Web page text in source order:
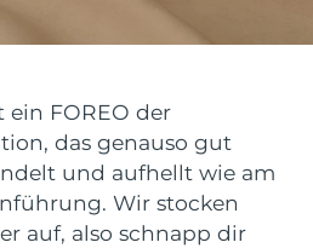
ein FOREO der
das genauso gut
und aufhellt wie am
Wir stocken
auf, also schnapp dir
Meine Abonnements
Erwartete Lieferung
Erwartete Lieferung